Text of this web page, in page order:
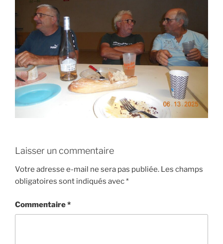
Laisser un commentaire
Votre adresse e-mail ne sera pas publiée. Les champs
obligatoires sont indiqués avec*
Commentaire*